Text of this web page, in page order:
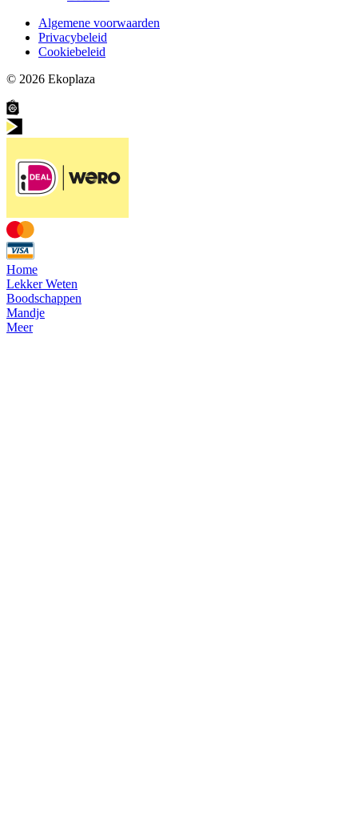
Algemene voorwaarden
Privacybeleid
Cookiebeleid
© 2026 Ekoplaza
Home
Lekker Weten
Boodschappen
Mandje
Meer